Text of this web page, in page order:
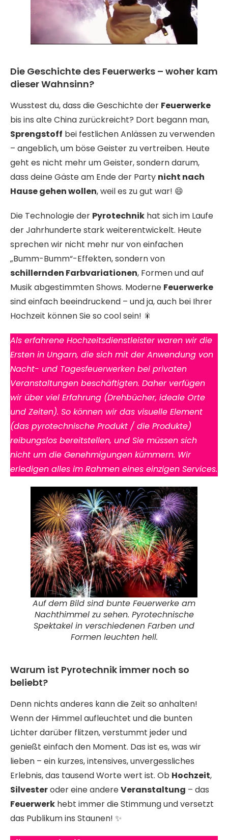
Die Geschichte des Feuerwerks – woher kam
dieser Wahnsinn?
Wusstest du, dass die Geschichte der Feuerwerke
bis ins alte China zurückreicht? Dort begann man,
Sprengstoff bei festlichen Anlässen zu verwenden
– angeblich, um böse Geister zu vertreiben. Heute
geht es nicht mehr um Geister, sondern darum,
dass deine Gäste am Ende der Party nicht nach
Hause gehen wollen, weil es zu gut war! 😄
Die Technologie der Pyrotechnik hat sich im Laufe
der Jahrhunderte stark weiterentwickelt. Heute
sprechen wir nicht mehr nur von einfachen
„Bumm-Bumm“-Effekten, sondern von
schillernden Farbvariationen, Formen und auf
Musik abgestimmten Shows. Moderne Feuerwerke
sind einfach beeindruckend – und ja, auch bei Ihrer
Hochzeit können Sie so cool sein! 🎇
Als erfahrene Hochzeitsdienstleister waren wir die
Ersten in Ungarn, die sich mit der Anwendung von
Nacht- und Tagesfeuerwerken bei privaten
Veranstaltungen beschäftigten. Daher verfügen
wir über viel Erfahrung (Drehbücher, ideale Orte
und Zeiten). So können wir das visuelle Element
(das pyrotechnische Produkt / die Produkte)
reibungslos bereitstellen, und Sie müssen sich
nicht um die Genehmigungen kümmern. Wir
erledigen alles im Rahmen eines einzigen Services.
Auf dem Bild sind bunte Feuerwerke am
Nachthimmel zu sehen. Pyrotechnische
Spektakel in verschiedenen Farben und
Formen leuchten hell.
Warum ist Pyrotechnik immer noch so
beliebt?
Denn nichts anderes kann die Zeit so anhalten!
Wenn der Himmel aufleuchtet und die bunten
Lichter darüber flitzen, verstummt jeder und
genießt einfach den Moment. Das ist es, was wir
lieben – ein kurzes, intensives, unvergessliches
Erlebnis, das tausend Worte wert ist. Ob Hochzeit,
Silvesteroder eine andereVeranstaltung – das
Feuerwerk hebt immer die Stimmung und versetzt
das Publikum ins Staunen! ✨